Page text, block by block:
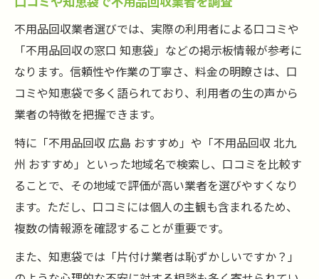
不用品回収業者選びでは、実際の利用者による口コミや
「不用品回収の窓口 知恵袋」などの掲示板情報が参考に
なります。信頼性や作業の丁寧さ、料金の明瞭さは、口
コミや知恵袋で多く語られており、利用者の生の声から
業者の特徴を把握できます。
特に「不用品回収 広島 おすすめ」や「不用品回収 北九
州 おすすめ」といった地域名で検索し、口コミを比較す
ることで、その地域で評価が高い業者を選びやすくなり
ます。ただし、口コミには個人の主観も含まれるため、
複数の情報源を確認することが重要です。
また、知恵袋では「片付け業者は恥ずかしいですか？」